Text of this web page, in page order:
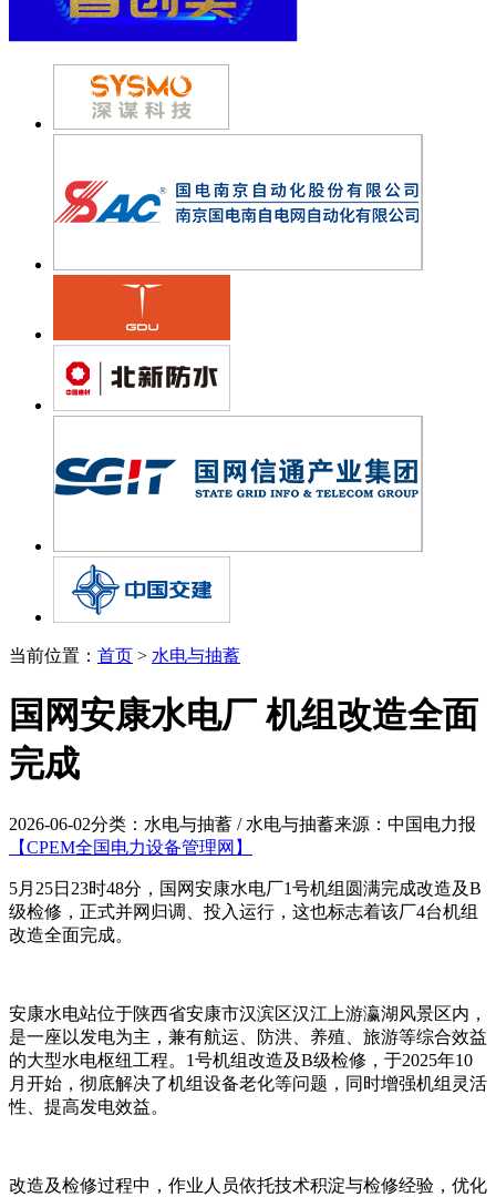
当前位置： 首页 > 水电与抽蓄
国网安康水电厂 机组改造全面
完成
2026-06-02分类：水电与抽蓄 / 水电与抽蓄来源：中国电力报
【CPEM全国电力设备管理网】
5月25日23时48分，国网安康水电厂1号机组圆满完成改造及B
级检修，正式并网归调、投入运行，这也标志着该厂4台机组
改造全面完成。
安康水电站位于陕西省安康市汉滨区汉江上游瀛湖风景区内，
是一座以发电为主，兼有航运、防洪、养殖、旅游等综合效益
的大型水电枢纽工程。1号机组改造及B级检修，于2025年10
月开始，彻底解决了机组设备老化等问题，同时增强机组灵活
性、提高发电效益。
改造及检修过程中，作业人员依托技术积淀与检修经验，优化